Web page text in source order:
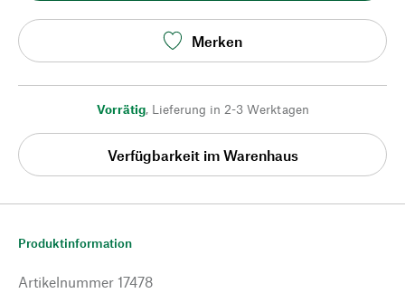
Merken
Vorrätig, Lieferung in 2-3 Werktagen
Verfügbarkeit im Warenhaus
Produktinformation
Artikelnummer 17478